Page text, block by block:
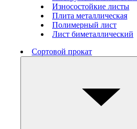
Износостойкие листы
Плита металлическая
Полимерный лист
Лист биметаллический
Сортовой прокат